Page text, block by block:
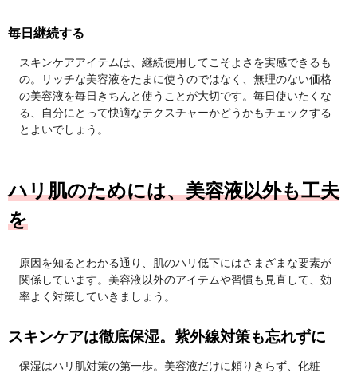
毎日継続する
スキンケアアイテムは、継続使用してこそよさを実感できるも
の。リッチな美容液をたまに使うのではなく、無理のない価格
の美容液を毎日きちんと使うことが大切です。毎日使いたくな
る、自分にとって快適なテクスチャーかどうかもチェックする
とよいでしょう。
ハリ肌のためには、美容液以外も工夫
を
原因を知るとわかる通り、肌のハリ低下にはさまざまな要素が
関係しています。美容液以外のアイテムや習慣も見直して、効
率よく対策していきましょう。
スキンケアは徹底保湿。紫外線対策も忘れずに
保湿はハリ肌対策の第一歩。美容液だけに頼りきらず、化粧